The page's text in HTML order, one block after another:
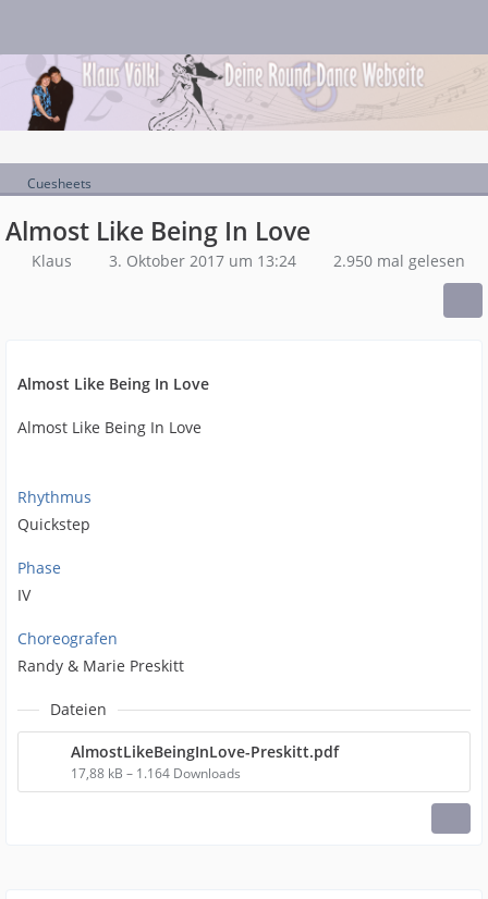
Cuesheets
Almost Like Being In Love
Klaus 3. Oktober 2017 um 13:24 2.950 mal gelesen
Almost Like Being In Love
Almost Like Being In Love
Rhythmus
Quickstep
Phase
IV
Choreografen
Randy & Marie Preskitt
Dateien
AlmostLikeBeingInLove-Preskitt.pdf
17,88 kB – 1.164 Downloads